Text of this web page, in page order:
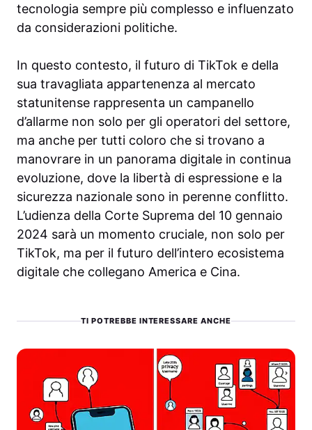
tecnologia sempre più complesso e influenzato
da considerazioni politiche.
In questo contesto, il futuro di TikTok e della
sua travagliata appartenenza al mercato
statunitense rappresenta un campanello
d’allarme non solo per gli operatori del settore,
ma anche per tutti coloro che si trovano a
manovrare in un panorama digitale in continua
evoluzione, dove la libertà di espressione e la
sicurezza nazionale sono in perenne conflitto.
L’udienza della Corte Suprema del 10 gennaio
2024 sarà un momento cruciale, non solo per
TikTok, ma per il futuro dell’intero ecosistema
digitale che collegano America e Cina.
TI POTREBBE INTERESSARE ANCHE